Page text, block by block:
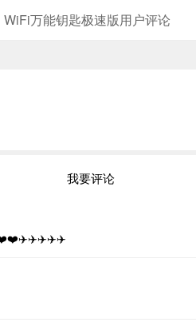
WiFi万能钥匙极速版用户评论
我要评论